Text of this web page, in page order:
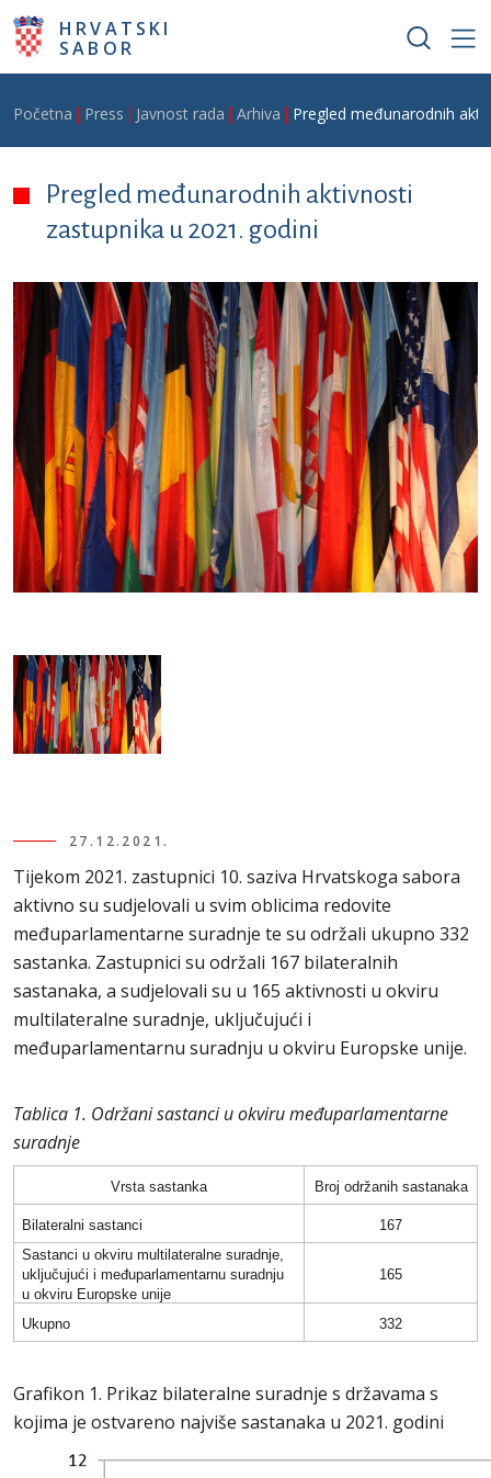
Skoči na glavni sadržaj
HRVATSKI
SABOR
Breadcrumb
Početna Press Javnost rada Arhiva Pregled međunarodnih
Pregled međunarodnih aktivnosti
zastupnika u 2021. godini
27.12.2021.
Tijekom 2021. zastupnici 10. saziva Hrvatskoga sabora
aktivno su sudjelovali u svim oblicima redovite
međuparlamentarne suradnje te su održali ukupno 332
sastanka. Zastupnici su održali 167 bilateralnih
sastanaka, a sudjelovali su u 165 aktivnosti u okviru
multilateralne suradnje, uključujući i
međuparlamentarnu suradnju u okviru Europske unije.
Tablica 1. Održani sastanci u okviru međuparlamentarne
suradnje
Vrsta sastanka Broj održanih sastanaka
Bilateralni sastanci
167
Sastanci u okviru multilateralne suradnje,
uključujući i međuparlamentarnu suradnju
u okviru Europske unije
165
Ukupno 332
Grafikon 1. Prikaz bilateralne suradnje s državama s
kojima je ostvareno najviše sastanaka u 2021. godini